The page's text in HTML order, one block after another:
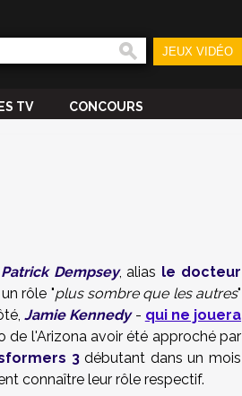
JEUX VIDÉO
TV CONCOURS
Patrick Dempsey, alias le docteur
rôle "plus sombre que les autres"
Jamie Kennedy- qui ne jouera
de l'Arizona avoir été approché par
3débutant dans un mois
connaître leur rôle respectif.